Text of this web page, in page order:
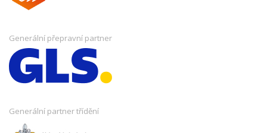
Generální přepravní partner
Generální partner třídění